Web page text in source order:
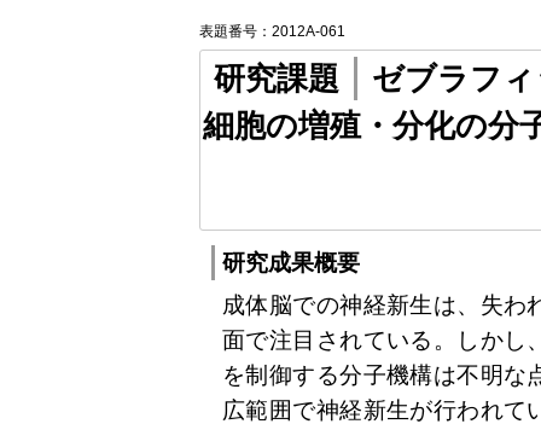
表題番号：2012A-061
研究課題
ゼブラフ
細胞の増殖・分化の分
研究成果概要
成体脳での神経新生は、失わ
面で注目されている。しかし
を制御する分子機構は不明な
広範囲で神経新生が行われて